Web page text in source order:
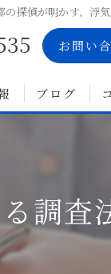
の探偵が明かす、浮
お問い
ブログ
調査